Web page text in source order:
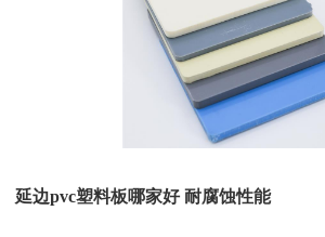
延边pvc塑料板哪家好 耐腐蚀性能